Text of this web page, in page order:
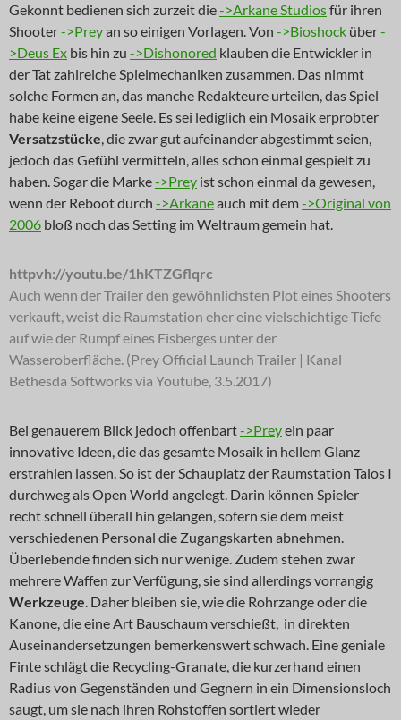
Gekonnt bedienen sich zurzeit die->Arkane Studiosfür ihren
Shooter->Preyan so einigen Vorlagen. Von ->Bioshock über-
>Deus Ex bis hin zu ->Dishonored klauben die Entwickler in
der Tat zahlreiche Spielmechaniken zusammen. Das nimmt
solche Formen an, das manche Redakteure urteilen, das Spiel
habe keine eigene Seele. Es sei lediglich ein Mosaik erprobter
Versatzstücke, die zwar gut aufeinander abgestimmt seien,
jedoch das Gefühl vermitteln, alles schon einmal gespielt zu
haben. Sogar die Marke->Prey ist schon einmal da gewesen,
wenn der Reboot durch ->Arkaneauch mit dem->Original von
2006 bloß noch das Setting im Weltraum gemein hat.
httpvh://youtu.be/1hKTZGflqrc
Auch wenn der Trailer den gewöhnlichsten Plot eines Shooters
verkauft, weist die Raumstation eher eine vielschichtige Tiefe
auf wie der Rumpf eines Eisberges unter der
Wasseroberfläche. (Prey Official Launch Trailer | Kanal
Bethesda Softworks via Youtube, 3.5.2017)
Bei genauerem Blick jedoch offenbart->Preyein paar
innovative Ideen, die das gesamte Mosaik in hellem Glanz
erstrahlen lassen. So ist der Schauplatz der Raumstation Talos I
durchweg als Open World angelegt. Darin können Spieler
recht schnell überall hin gelangen, sofern sie dem meist
verschiedenen Personal die Zugangskarten abnehmen.
Überlebende finden sich nur wenige. Zudem stehen zwar
mehrere Waffen zur Verfügung, sie sind allerdings vorrangig
Werkzeuge. Daher bleiben sie, wie die Rohrzange oder die
Kanone, die eine Art Bauschaum verschießt, in direkten
Auseinandersetzungen bemerkenswert schwach. Eine geniale
Finte schlägt die Recycling-Granate, die kurzerhand einen
Radius von Gegenständen und Gegnern in ein Dimensionsloch
saugt, um sie nach ihren Rohstoffen sortiert wieder